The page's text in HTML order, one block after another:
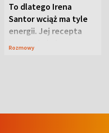
To dlatego Irena
Santor wciąż ma tyle
energii. Jej recepta
jest zaskakująco
Rozmowy